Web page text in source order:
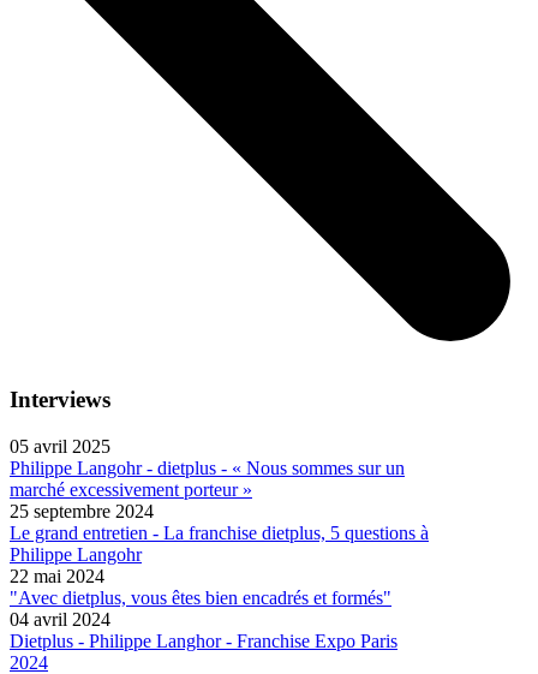
Interviews
05 avril 2025
Philippe Langohr - dietplus - « Nous sommes sur un
marché excessivement porteur »
25 septembre 2024
Le grand entretien - La franchise dietplus, 5 questions à
Philippe Langohr
22 mai 2024
"Avec dietplus, vous êtes bien encadrés et formés"
04 avril 2024
Dietplus - Philippe Langhor - Franchise Expo Paris
2024